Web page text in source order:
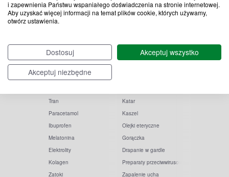
i zapewnienia Państwu wspaniałego doświadczenia na stronie internetowej.
Aby uzyskać więcej informacji na temat plików cookie, których używamy,
otwórz ustawienia.
Dostosuj
Akceptuj wszystko
Akceptuj niezbędne
Popularne zapytania
Witamina D
Witamina C
Tran
Paracetamol
Ibuprofen
Melatonina
Elektrolity
Kolagen
Zatoki
Przeziębienie i grypa
Katar
Kaszel
Olejki eteryczne
Gorączka
Drapanie w gardle
Preparaty przeciwwirusowe
Zapalenie ucha